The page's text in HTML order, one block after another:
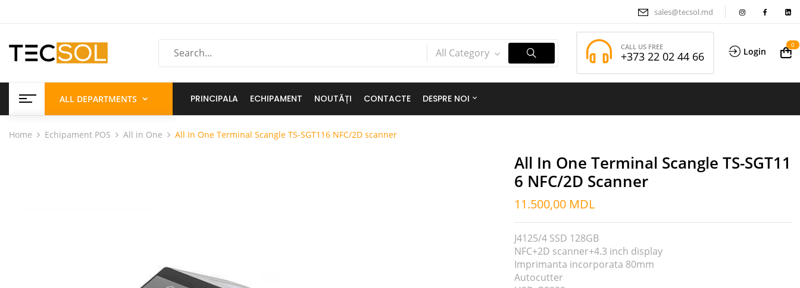
sales@tecsol.md
All Category CALL US FREE
+373 22 02 44 66 Login
0
ALL DEPARTMENTS PRINCIPALA ECHIPAMENT NOUTĂȚI CONTACTE DESPRE NOI
Home Echipament POS All in One All In One Terminal Scangle TS-SGT116 NFC/2D scanner
All In One Terminal Scangle TS-SGT11
6 NFC/2D Scanner
11.500,00 MDL
J4125/4 SSD 128GB
NFC+2D scanner+4.3 inch display
Imprimanta incorporata 80mm
Autocutter